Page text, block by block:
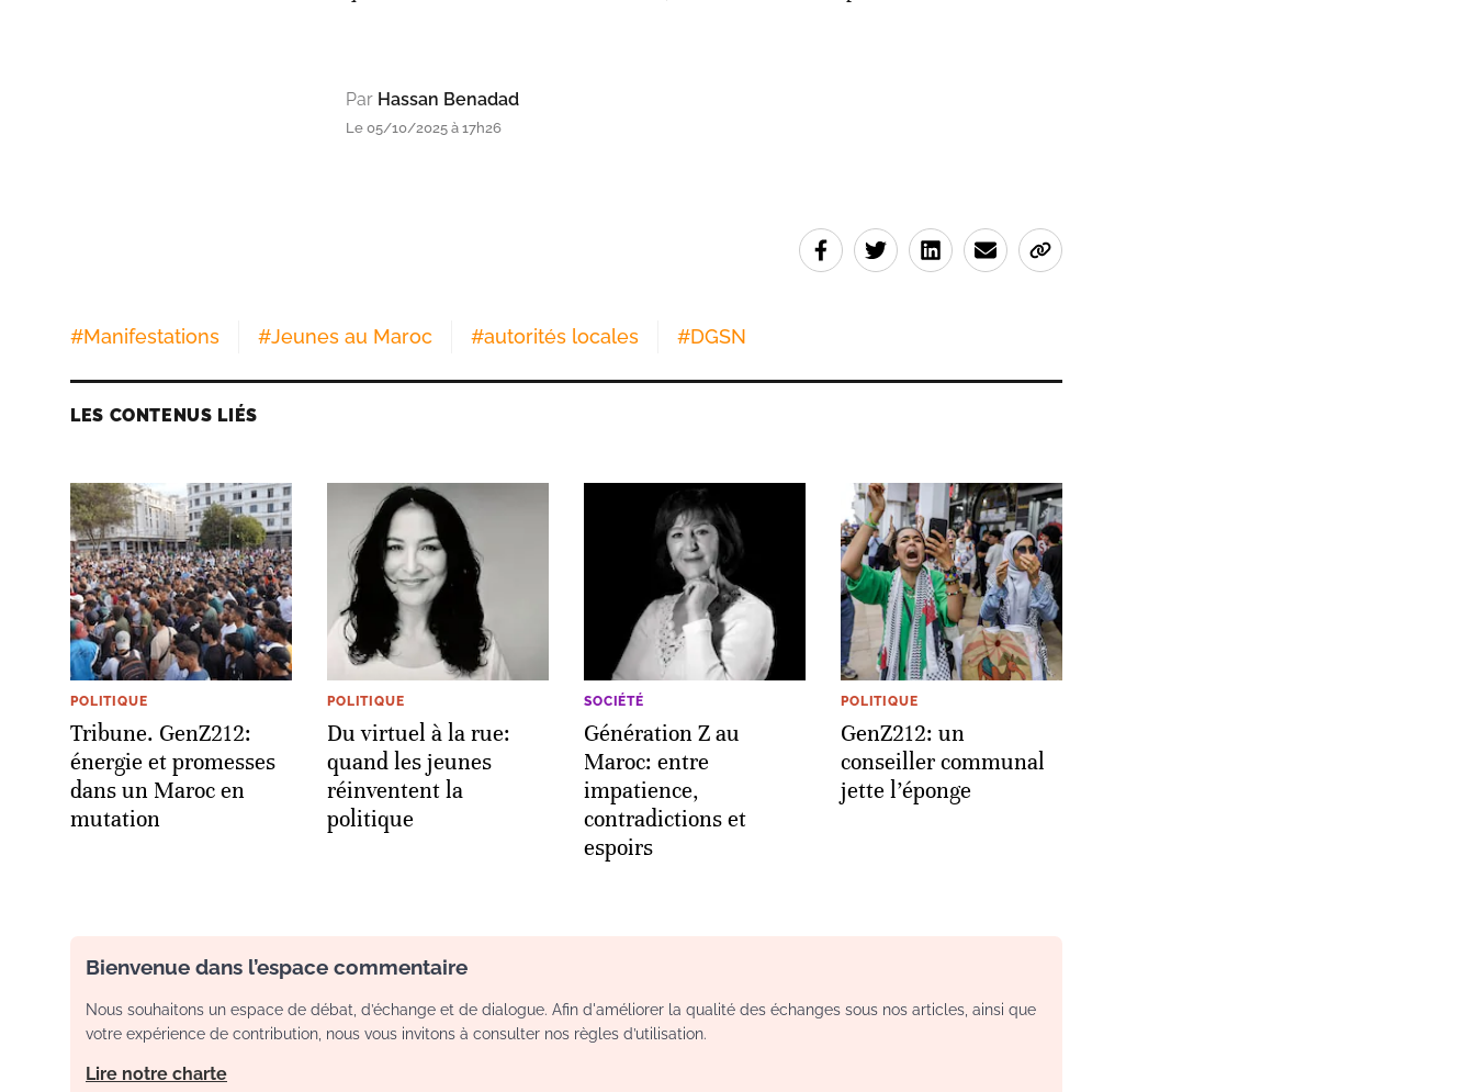
Par Hassan Benadad
Le 05/10/2025 à 17h26
#Manifestations #Jeunes au Maroc #autorités locales #DGSN
LES CONTENUS LIÉS
POLITIQUE
Tribune. GenZ212:
énergie et promesses
dans un Maroc en
mutation
POLITIQUE
Du virtuel à la rue:
quand les jeunes
réinventent la
politique
SOCIÉTÉ
Génération Z au
Maroc: entre
impatience,
contradictions et
espoirs
POLITIQUE
GenZ212: un
conseiller communal
jette l’éponge
Bienvenue dans l’espace commentaire
Nous souhaitons un espace de débat, d’échange et de dialogue. Afin d'améliorer la qualité des échanges sous nos articles, ainsi que
votre expérience de contribution, nous vous invitons à consulter nos règles d’utilisation.
Lire notre charte